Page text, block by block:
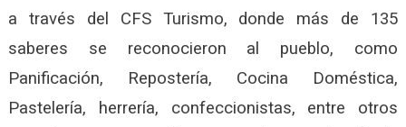
a través del CFS Turismo, donde más de 135
saberes se reconocieron al pueblo, como
Panificación, Repostería, Cocina Doméstica,
Pastelería, herrería, confeccionistas, entre otros